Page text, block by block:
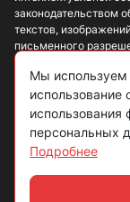
законодательством
текстов,
письменного
Информация,
ознакомительный
публичная оферта в
Политика
Согласие на
Мы
использование
использования
персональных
Подробнее